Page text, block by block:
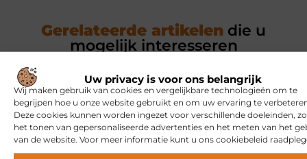
Uw privacy is voor ons belangrijk
Wij maken gebruik van cookies en vergelijkbare technologieën om te
begrijpen hoe u onze website gebruikt en om uw ervaring te
Deze cookies kunnen worden ingezet voor verschillende doeleinden,
het tonen van gepersonaliseerde advertenties en het meten van het
van de website. Voor meer informatie kunt u ons cookiebeleid
Gerelateerde artikelen die u
mogelijk interesseren
MARKETING